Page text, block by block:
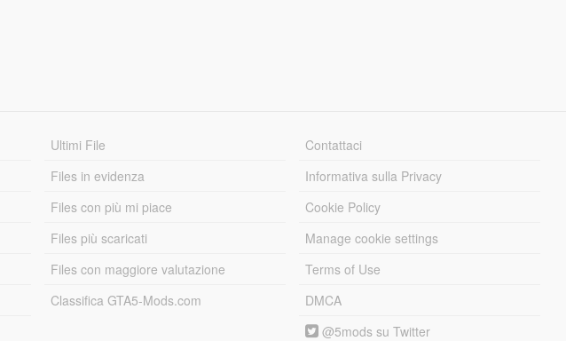
Ultimi File
Files in evidenza
Files con più mi piace
Files più scaricati
Files con maggiore valutazione
Classifica GTA5-Mods.com
Contattaci
Informativa sulla Privacy
Cookie Policy
Manage cookie settings
Terms of Use
DMCA
@5mods su Twitter